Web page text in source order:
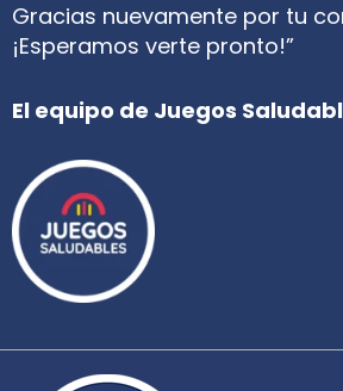
Gracias nuevamente por tu
¡Esperamos verte pronto!”
El equipo de Juegos